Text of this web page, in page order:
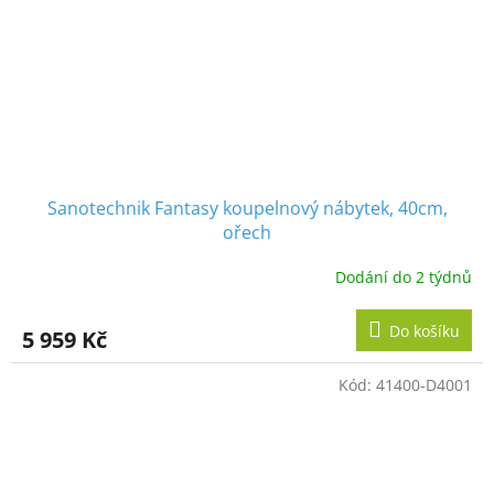
Sanotechnik Fantasy koupelnový nábytek, 40cm,
ořech
Dodání do 2 týdnů
5 959 Kč Do košíku
Kód: 41400-D4001